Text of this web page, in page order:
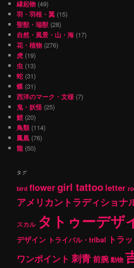
縁起物 (49)
羽・羽根・翼 (15)
聖獣・瑞獣 (28)
自然・風景・山・海 (17)
花・植物 (276)
虎 (19)
虫 (13)
蛇 (31)
蝶 (31)
西洋のマーク・文様 (7)
鬼・妖怪 (25)
鯉 (20)
鳥類(114)
鳳凰 (76)
龍 (50)
タグ
bird flowergirl tattoo letter
アメリカントラディショナ
スカル タトゥーデザ
デザイン トライバル・tribal トラ
ワンポイント 刺青前腕 動物